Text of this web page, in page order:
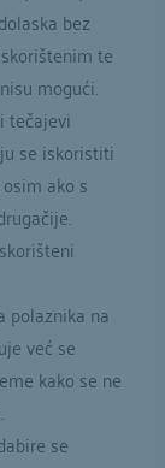
bez
te
mogući.
tečajevi
se iskoristiti
ako s
polaznika na
već se
kako se ne
se